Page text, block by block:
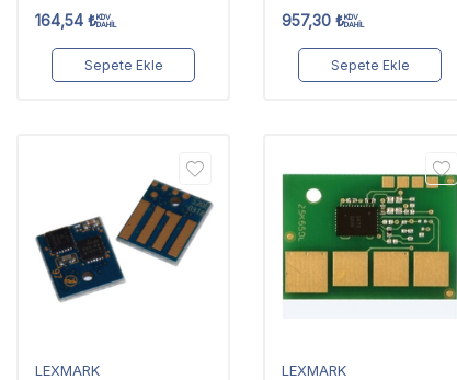
164,54 ₺KDV
DAHİL
Sepete Ekle
957,30 ₺KDV
DAHİL
Sepete Ekle
LEXMARK
LEXMARK